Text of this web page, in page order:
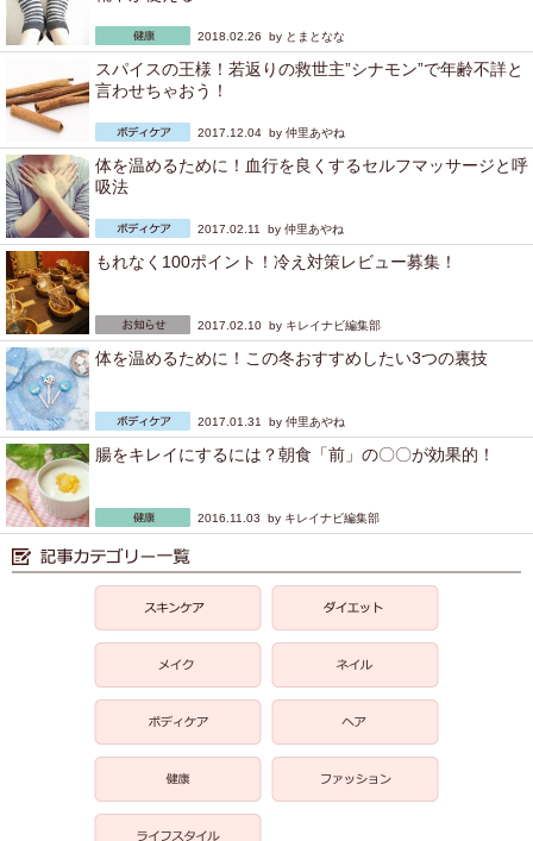
2018.02.26 by とまとなな
スパイスの王様！若返りの救世主”シナモン”で年齢不詳と
言わせちゃおう！
2017.12.04 by 仲里あやね
体を温めるために！血行を良くするセルフマッサージと呼
吸法
2017.02.11 by 仲里あやね
もれなく100ポイント！冷え対策レビュー募集！
2017.02.10 by キレイナビ編集部
体を温めるために！この冬おすすめしたい3つの裏技
2017.01.31 by 仲里あやね
腸をキレイにするには？朝食「前」の〇〇が効果的！
2016.11.03 by キレイナビ編集部